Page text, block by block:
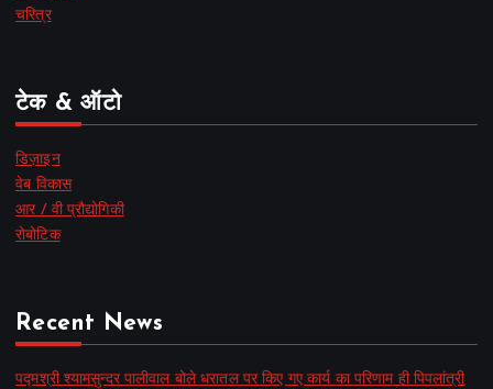
चरित्र
टेक & ऑटो
डिज़ाइन
वेब विकास
आर / वी प्रौद्योगिकी
रोबोटिक
Recent News
पद्मश्री श्यामसुन्दर पालीवाल बोले धरातल पर किए गए कार्य का परिणाम ही पिपलांत्री